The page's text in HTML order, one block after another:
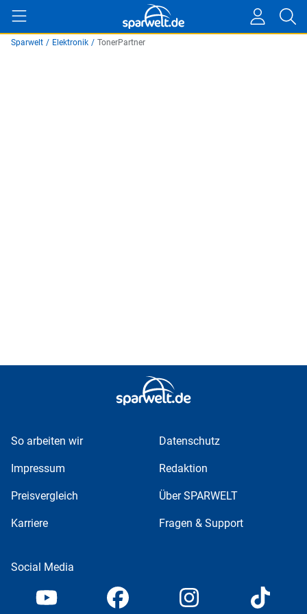
Sparwelt / Elektronik / TonerPartner
So arbeiten wir Datenschutz
Impressum Redaktion
Preisvergleich Über SPARWELT
Karriere Fragen & Support
Social Media